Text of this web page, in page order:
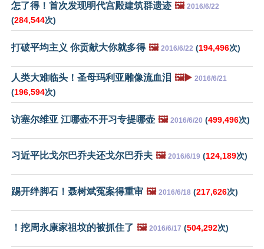
怎了得！首次发现明代宫殿建筑群遗迹 🖼️ 2016/6/22
(284,544次)
打破平均主义 你贡献大你就多得 🖼️ 2016/6/22 (194,496次)
人类大难临头！圣母玛利亚雕像流血泪 🖼️▶️ 2016/6/21
(196,594次)
访塞尔维亚 江哪壶不开习专提哪壶 🖼️ 2016/6/20 (499,496次)
习近平比戈尔巴乔夫还戈尔巴乔夫 🖼️ 2016/6/19 (124,189次)
踢开绊脚石！聂树斌冤案得重审 🖼️ 2016/6/18 (217,626次)
！挖周永康家祖坟的被抓住了 🖼️ 2016/6/17 (504,292次)